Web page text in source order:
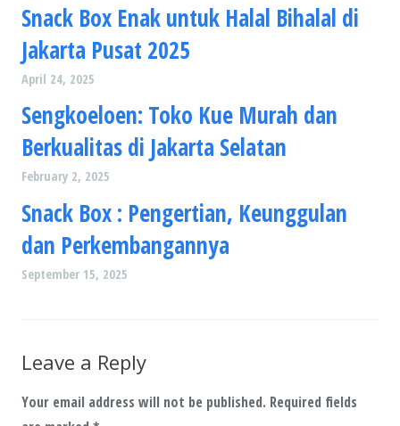
Snack Box Enak untuk Halal Bihalal di
Jakarta Pusat 2025
April 24, 2025
Sengkoeloen: Toko Kue Murah dan
Berkualitas di Jakarta Selatan
February 2, 2025
Snack Box : Pengertian, Keunggulan
dan Perkembangannya
September 15, 2025
Leave a Reply
Your email address will not be published. Required fields